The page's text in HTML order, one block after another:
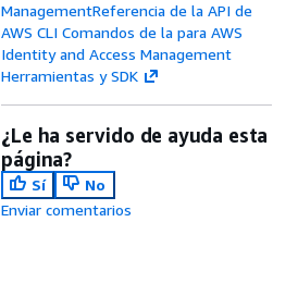
ManagementReferencia de la API de
AWS CLI Comandos de la para AWS
Identity and Access Management
Herramientas y SDK
¿Le ha servido de ayuda esta
página?
Sí
No
Enviar comentarios